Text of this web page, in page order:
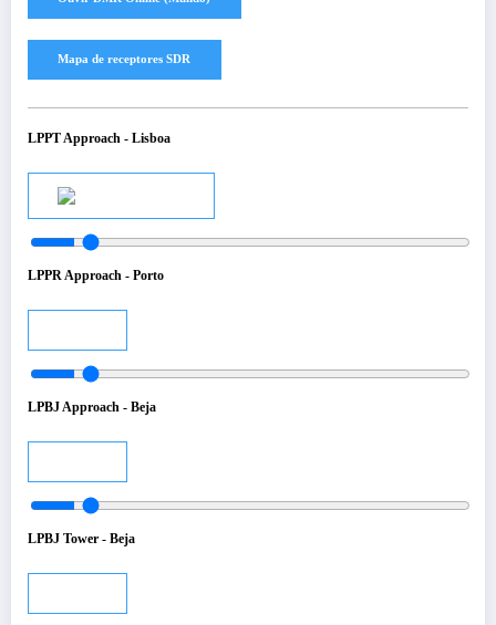
LPPT Approach - Lisboa
LPPR Approach - Porto
LPBJ Approach - Beja
LPBJ Tower - Beja